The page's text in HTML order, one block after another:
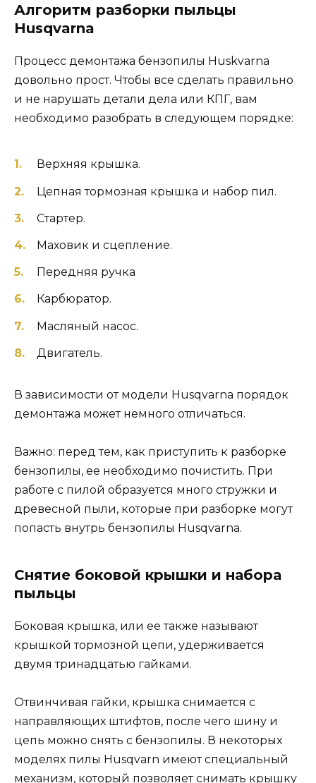
Алгоритм разборки пыльцы
Husqvarna
Процесс демонтажа бензопилы Huskvarna
довольно прост. Чтобы все сделать правильно
и не нарушать детали дела или КПГ, вам
необходимо разобрать в следующем порядке:
Верхняя крышка.
Цепная тормозная крышка и набор пил.
Стартер.
Маховик и сцепление.
Передняя ручка
Карбюратор.
Масляный насос.
Двигатель.
В зависимости от модели Husqvarna порядок
демонтажа может немного отличаться.
Важно: перед тем, как приступить к разборке
бензопилы, ее необходимо почистить. При
работе с пилой образуется много стружки и
древесной пыли, которые при разборке могут
попасть внутрь бензопилы Husqvarna.
Снятие боковой крышки и набора
пыльцы
Боковая крышка, или ее также называют
крышкой тормозной цепи, удерживается
двумя тринадцатью гайками.
Отвинчивая гайки, крышка снимается с
направляющих штифтов, после чего шину и
цепь можно снять с бензопилы. В некоторых
моделях пилы Husqvarn имеют специальный
механизм, который позволяет снимать крышку